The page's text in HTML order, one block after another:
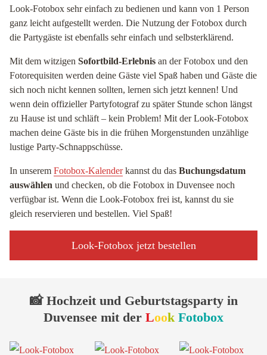
Look-Fotobox sehr einfach zu bedienen und kann von 1 Person
ganz leicht aufgestellt werden. Die Nutzung der Fotobox durch
die Partygäste ist ebenfalls sehr einfach und selbsterklärend.
Mit dem witzigen Sofortbild-Erlebnis an der Fotobox und den
Fotorequisiten werden deine Gäste viel Spaß haben und Gäste die
sich noch nicht kennen sollten, lernen sich jetzt kennen! Und
wenn dein offizieller Partyfotograf zu später Stunde schon längst
zu Hause ist und schläft – kein Problem! Mit der Look-Fotobox
machen deine Gäste bis in die frühen Morgenstunden unzählige
lustige Party-Schnappschüsse.
In unserem Fotobox-Kalenderkannst du das Buchungsdatum
auswählen und checken, ob die Fotobox in Duvensee noch
verfügbar ist. Wenn die Look-Fotobox frei ist, kannst du sie
gleich reservieren und bestellen. Viel Spaß!
Look-Fotobox jetzt bestellen
📸 Hochzeit und Geburtstagsparty in
Duvensee mit der Look Fotobox